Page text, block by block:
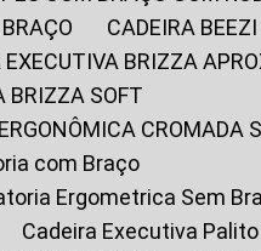
CADEIRA
EXECUTIVA BRIZZA
BRIZZA SOFT
CROMADA
com Braço
Ergometrica Sem
Cadeira Executiva